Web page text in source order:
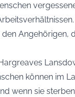
Angehörigen,
können im
wenn sie